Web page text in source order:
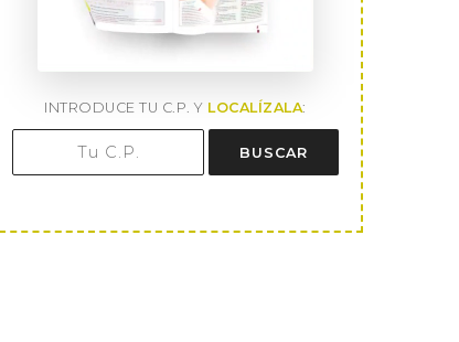
INTRODUCE TU C.P. Y LOCALÍZALA:
BUSCAR